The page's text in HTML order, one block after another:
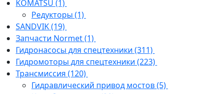
KOMATSU (1)
Редукторы (1)
SANDVIK(19)
Запчасти Normet(1)
Гидронасосы для спецтехники (311)
Гидромоторы для спецтехники (223)
Трансмиссия (120)
Гидравлический привод мостов(5)